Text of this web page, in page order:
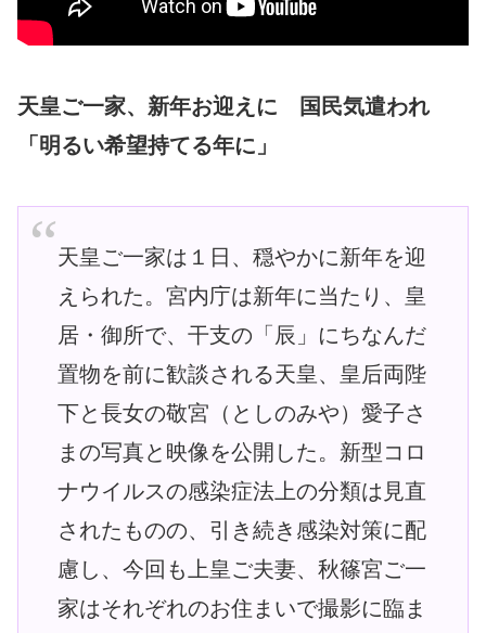
天皇ご一家、新年お迎えに 国民気遣われ
「明るい希望持てる年に」
天皇ご一家は１日、穏やかに新年を迎
えられた。宮内庁は新年に当たり、皇
居・御所で、干支の「辰」にちなんだ
置物を前に歓談される天皇、皇后両陛
下と長女の敬宮（としのみや）愛子さ
まの写真と映像を公開した。新型コロ
ナウイルスの感染症法上の分類は見直
されたものの、引き続き感染対策に配
慮し、今回も上皇ご夫妻、秋篠宮ご一
家はそれぞれのお住まいで撮影に臨ま